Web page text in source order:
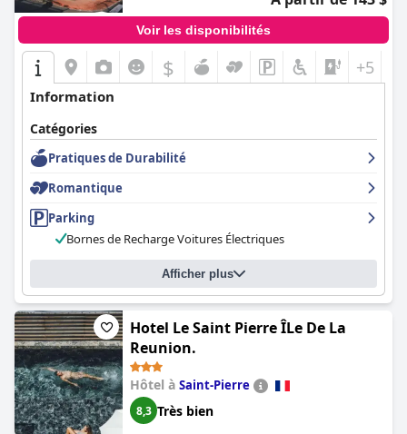
Voir les disponibilités
$ +5
Information
Catégories
Pratiques de Durabilité
Romantique
Parking
Bornes de Recharge Voitures Électriques
Afficher plus
Hotel Le Saint Pierre ÎLe De La
Reunion.
Hôtel à Saint-Pierre
8,3 Très bien